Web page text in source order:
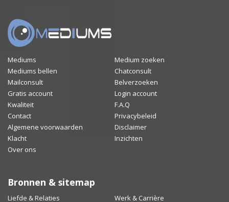
Mediums
Medium zoeken
Mediums bellen
Chatconsult
Mailconsult
Belverzoeken
Gratis account
Login account
Kwaliteit
F.A.Q
Contact
Privacybeleid
Algemene voorwaarden
Disclaimer
Klacht
Inzichten
Over ons
Bronnen & sitemap
Liefde & Relaties Werk & Carrière